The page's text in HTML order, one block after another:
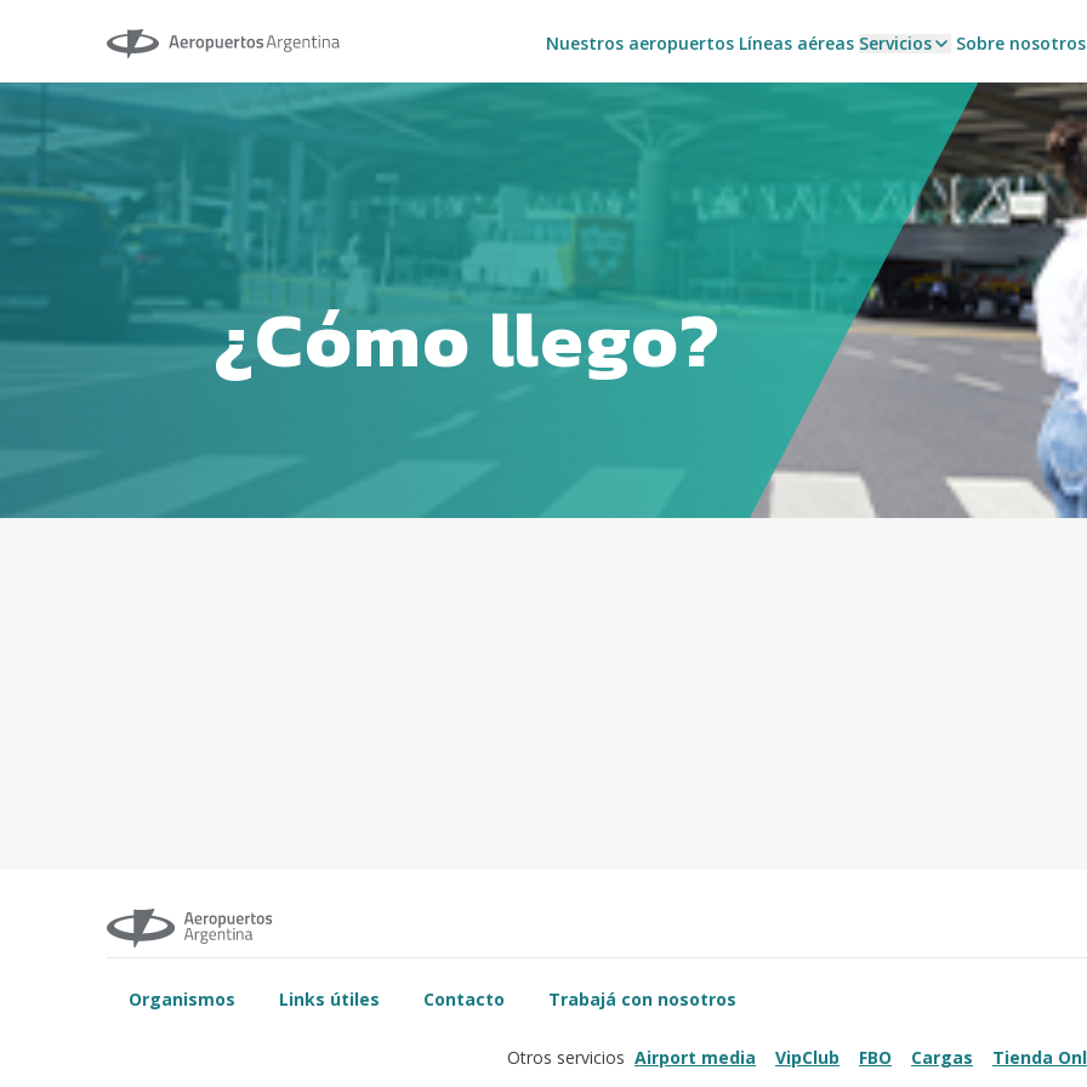
Aeropuertos Argentina Nuestros aeropuertos Líneas aéreas Servicios Sobre nosotros
¿Cómo llego?
Organismos Links útiles Contacto Trabajá con nosotros
Otros servicios Airport media VipClub FBO Cargas Tienda